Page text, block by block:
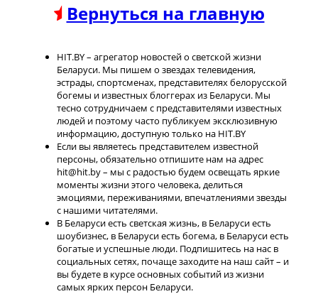
Вернуться на главную
HIT.BY – агрегатор новостей о светской жизни
Беларуси. Мы пишем о звездах телевидения,
эстрады, спортсменах, представителях белорусской
богемы и известных блоггерах из Беларуси. Мы
тесно сотрудничаем с представителями известных
людей и поэтому часто публикуем эксклюзивную
информацию, доступную только на HIT.BY
Если вы являетесь представителем известной
персоны, обязательно отпишите нам на адрес
hit@hit.by – мы с радостью будем освещать яркие
моменты жизни этого человека, делиться
эмоциями, переживаниями, впечатлениями звезды
с нашими читателями.
В Беларуси есть светская жизнь, в Беларуси есть
шоубизнес, в Беларуси есть богема, в Беларуси есть
богатые и успешные люди. Подпишитесь на нас в
социальных сетях, почаще заходите на наш сайт – и
вы будете в курсе основных событий из жизни
самых ярких персон Беларуси.